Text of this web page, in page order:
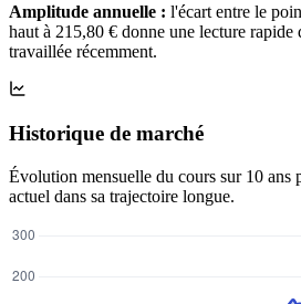
Amplitude annuelle : l'écart entre le
haut à 215,80 € donne une lecture rapide
travaillée récemment.
Historique de marché
Évolution mensuelle du cours sur 10 ans
actuel dans sa trajectoire longue.